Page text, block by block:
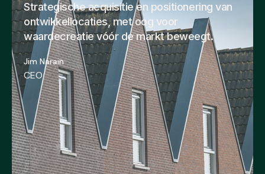
Strategische acquisitie en positionering van
ontwikkellocaties, met oog voor
waardecreatie vóór de markt beweegt.
Jim Narain
CEO